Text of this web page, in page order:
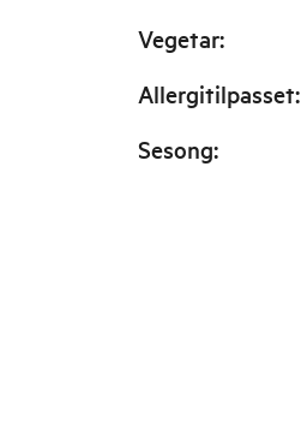
Vegetar:
Allergitilpasset:
Sesong: